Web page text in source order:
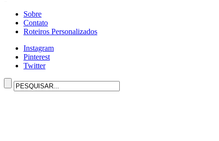
Sobre
Contato
Roteiros Personalizados
Instagram
Pinterest
Twitter